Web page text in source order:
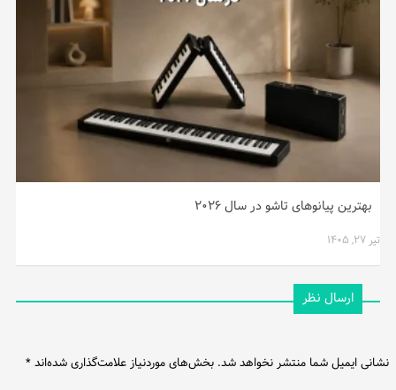
بهترین پیانوهای تاشو در سال ۲۰۲۶
تیر ۲۷, ۱۴۰۵
ارسال نظر
نشانی ایمیل شما منتشر نخواهد شد. بخش‌های موردنیاز علامت‌گذاری شده‌اند*